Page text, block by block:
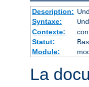
Description:
Syntaxe:
Contexte:
Statut:
Module:
La